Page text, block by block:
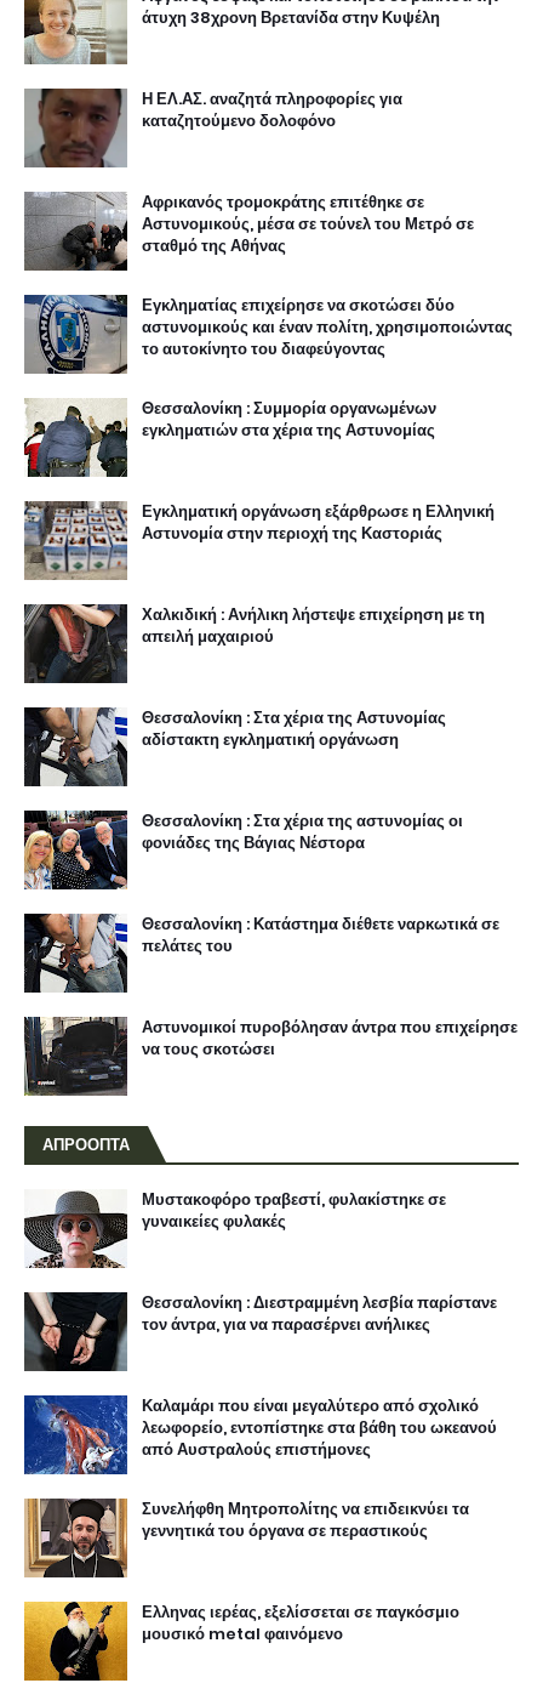
άτυχη 38χρονη Βρετανίδα στην Κυψέλη
Η ΕΛ.ΑΣ. αναζητά πληροφορίες για
καταζητούμενο δολοφόνο
Αφρικανός τρομοκράτης επιτέθηκε σε
Αστυνομικούς, μέσα σε τούνελ του Μετρό σε
σταθμό της Αθήνας
Εγκληματίας επιχείρησε να σκοτώσει δύο
αστυνομικούς και έναν πολίτη, χρησιμοποιώντας
το αυτοκίνητο του διαφεύγοντας
Θεσσαλονίκη : Συμμορία οργανωμένων
εγκληματιών στα χέρια της Αστυνομίας
Εγκληματική οργάνωση εξάρθρωσε η Ελληνική
Αστυνομία στην περιοχή της Καστοριάς
Χαλκιδική : Ανήλικη λήστεψε επιχείρηση με τη
απειλή μαχαιριού
Θεσσαλονίκη : Στα χέρια της Αστυνομίας
αδίστακτη εγκληματική οργάνωση
Θεσσαλονίκη : Στα χέρια της αστυνομίας οι
φονιάδες της Βάγιας Νέστορα
Θεσσαλονίκη : Κατάστημα διέθετε ναρκωτικά σε
πελάτες του
Αστυνομικοί πυροβόλησαν άντρα που επιχείρησε
να τους σκοτώσει
ΑΠΡΟΟΠΤΑ
Μυστακοφόρο τραβεστί, φυλακίστηκε σε
γυναικείες φυλακές
Θεσσαλονίκη : Διεστραμμένη λεσβία παρίστανε
τον άντρα, για να παρασέρνει ανήλικες
Καλαμάρι που είναι μεγαλύτερο από σχολικό
λεωφορείο, εντοπίστηκε στα βάθη του ωκεανού
από Αυστραλούς επιστήμονες
Συνελήφθη Μητροπολίτης να επιδεικνύει τα
γεννητικά του όργανα σε περαστικούς
Ελληνας ιερέας, εξελίσσεται σε παγκόσμιο
μουσικό metal φαινόμενο